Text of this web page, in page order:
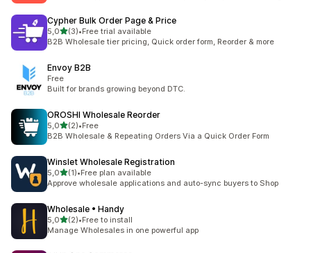
Cypher Bulk Order Page & Price
5,0z 5 hvězd
(3)
Celkový počet recenzí: 3
•Free trial available
B2B Wholesale tier pricing, Quick order form, Reorder & more
Envoy B2B
Free
Built for brands growing beyond DTC.
OROSHI Wholesale Reorder
5,0z 5 hvězd
(2)
Celkový počet recenzí: 2
•Free
B2B Wholesale & Repeating Orders Via a Quick Order Form
Winslet Wholesale Registration
5,0z 5 hvězd
(1)
Celkový počet recenzí: 1
•Free plan available
Approve wholesale applications and auto-sync buyers to Shop
Wholesale • Handy
5,0z 5 hvězd
(2)
Celkový počet recenzí: 2
•Free to install
Manage Wholesales in one powerful app